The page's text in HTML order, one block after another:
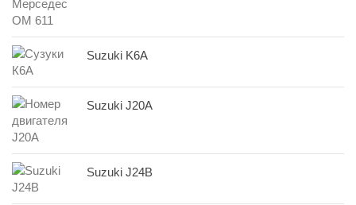
Suzuki K6A
Suzuki J20A
Suzuki J24B